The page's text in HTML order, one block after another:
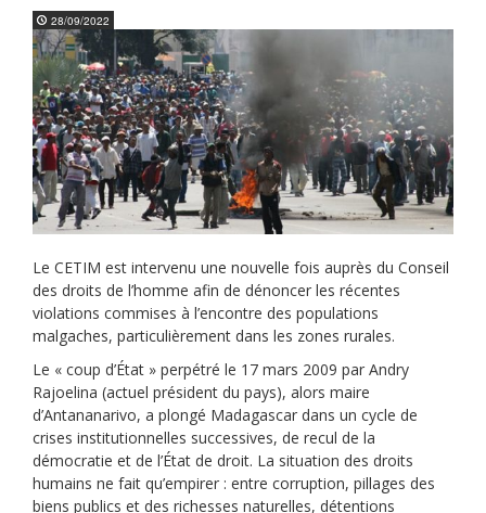
28/09/2022
Le CETIM est intervenu une nouvelle fois auprès du Conseil
des droits de l’homme afin de dénoncer les récentes
violations commises à l’encontre des populations
malgaches, particulièrement dans les zones rurales.
Le « coup d’État » perpétré le 17 mars 2009 par Andry
Rajoelina (actuel président du pays), alors maire
d’Antananarivo, a plongé Madagascar dans un cycle de
crises institutionnelles successives, de recul de la
démocratie et de l’État de droit. La situation des droits
humains ne fait qu’empirer : entre corruption, pillages des
biens publics et des richesses naturelles, détentions